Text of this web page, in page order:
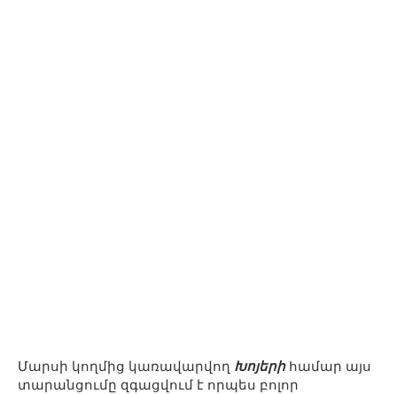
Մարսի կողմից կառավարվող Խոյերիհամար այս
տարանցումը զգացվում է որպես բոլոր